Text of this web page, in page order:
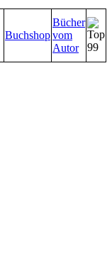
Buchshop
Bücher
vom
Autor